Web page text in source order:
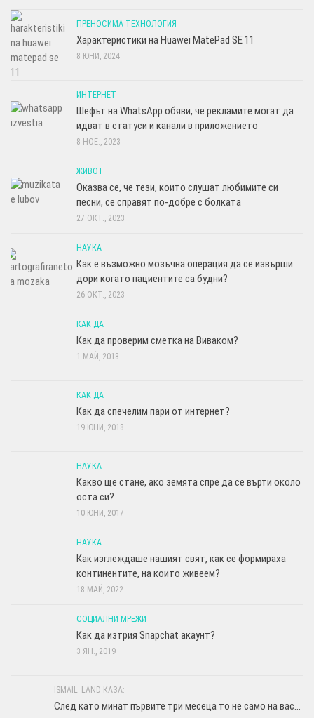
ПРЕНОСИМА ТЕХНОЛОГИЯ
Характеристики на Huawei MatePad SE 11
8 ЮНИ, 2024
ИНТЕРНЕТ
Шефът на WhatsApp обяви, че рекламите могат да
идват в статуси и канали в приложението
8 НОЕ., 2023
ЖИВОТ
Оказва се, че тези, които слушат любимите си
песни, се справят по-добре с болката
27 ОКТ., 2023
НАУКА
Как е възможно мозъчна операция да се извърши
дори когато пациентите са будни?
26 ОКТ., 2023
КАК ДА
Как да проверим сметка на Виваком?
1 МАЙ, 2018
КАК ДА
Как да спечелим пари от интернет?
19 ЮНИ, 2018
НАУКА
Какво ще стане, ако земята спре да се върти около
оста си?
10 ЮНИ, 2017
НАУКА
Как изглеждаше нашият свят, как се формираха
континентите, на които живеем?
18 МАЙ, 2022
СОЦИАЛНИ МРЕЖИ
Как да изтрия Snapchat акаунт?
3 ЯН., 2019
ISMAIL_LAND КАЗА:
След като минат първите три месеца то не само на вас...